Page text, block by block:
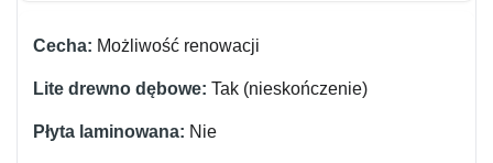
Możliwość renowacji
Tak (nieskończenie)
Nie